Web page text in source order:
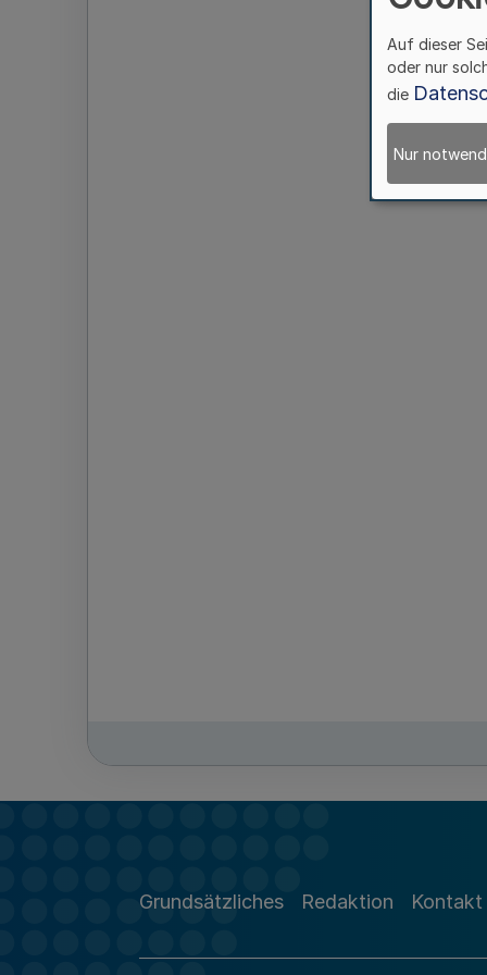
Grundsätzliches Redaktion Kontakt
Auf dieser
oder nur
die
Nur